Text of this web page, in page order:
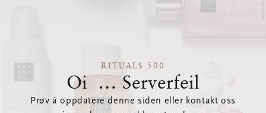
RITUALS 500
Oi … Serverfeil
Prøv å oppdatere denne siden eller kontakt oss